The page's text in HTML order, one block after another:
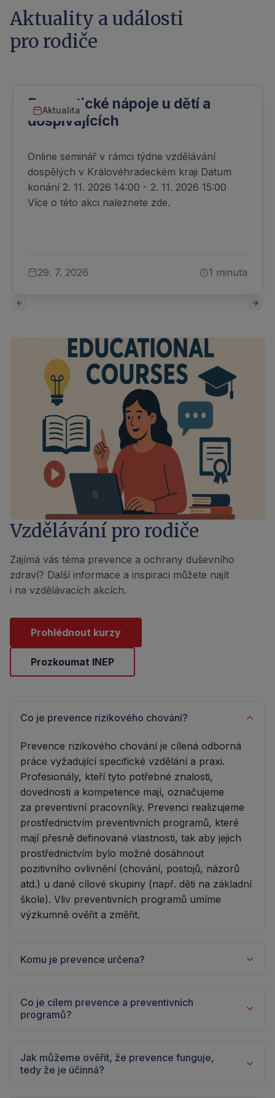
Aktuality a události
pro rodiče
Aktualita
Energetické nápoje u dětí a
dospívajících
Online seminář v rámci týdne vzdělávání
dospělých v Královéhradeckém kraji Datum
konání 2. 11. 2026 14:00 - 2. 11. 2026 15:00
Více o této akci naleznete zde.
29. 7. 2026 1 minuta
Vzdělávání pro rodiče
Zajímá vás téma prevence a ochrany duševního
zdraví? Další informace a inspiraci můžete najít
i na vzdělávacích akcích.
Prohlédnout kurzy
Prozkoumat INEP
Co je prevence rizikového chování?
Prevence rizikového chování je cílená odborná
práce vyžadující specifické vzdělání a praxi.
Profesionály, kteří tyto potřebné znalosti,
dovednosti a kompetence mají, označujeme
za preventivní pracovníky. Prevenci realizujeme
prostřednictvím preventivních programů, které
mají přesně definované vlastnosti, tak aby jejich
prostřednictvím bylo možné dosáhnout
pozitivního ovlivnění (chování, postojů, názorů
atd.) u dané cílové skupiny (např. děti na základní
škole). Vliv preventivních programů umíme
výzkumně ověřit a změřit.
Komu je prevence určena?
určené pro konkrétně definované cílové skupiny.
Tyto skupiny definujeme parametry jako je např.
a potřeb vytvářen určitý preventivní program.
Pro konkrétní cílovou skupinu je tedy na míru
Co je cílem prevence a preventivních
programů?
ovlivnění znalostí, dovedností, postojů
a především pak samotného chování dětí,
Jak můžeme ověřit, že prevence funguje,
tedy že je účinná?